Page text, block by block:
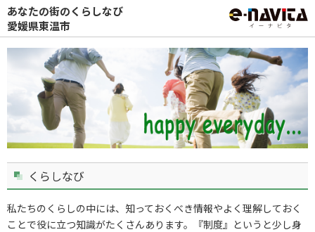
あなたの街のくらしなび
愛媛県東温市
くらしなび
私たちのくらしの中には、知っておくべき情報やよく理解しておく
ことで役に立つ知識がたくさんあります。『制度』というと少し身